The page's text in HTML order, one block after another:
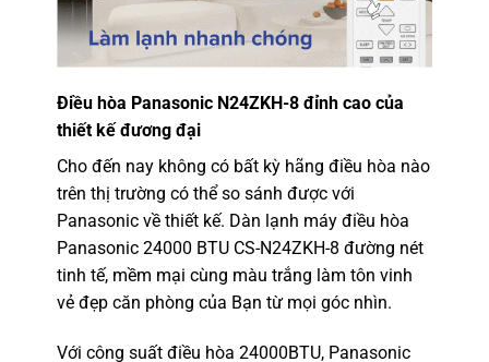
Điều hòa Panasonic N24ZKH-8đỉnh cao của
thiết kế đương đại
Cho đến nay không có bất kỳ hãng điều hòa nào
trên thị trường có thể so sánh được với
Panasonic về thiết kế. Dàn lạnh máy điều hòa
Panasonic 24000 BTU CS-N24ZKH-8 đường nét
tinh tế, mềm mại cùng màu trắng làm tôn vinh
vẻ đẹp căn phòng của Bạn từ mọi góc nhìn.
Với công suất điều hòa 24000BTU, Panasonic